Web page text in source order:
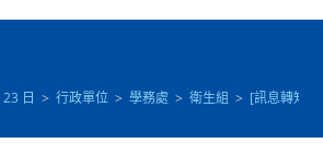
23 日 > 行政單位 > 學務處 > 衛生組 > [訊息轉知]